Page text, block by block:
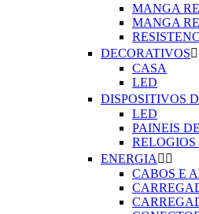
MANGA
MANGA
DECORATIVOS
CASA
LED
DISPOSITIVOS
LED
PAINEIS
RELOGIOS
ENERGIA  
CABOS E